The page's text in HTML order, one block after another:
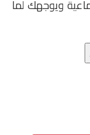
ويوجهك لما